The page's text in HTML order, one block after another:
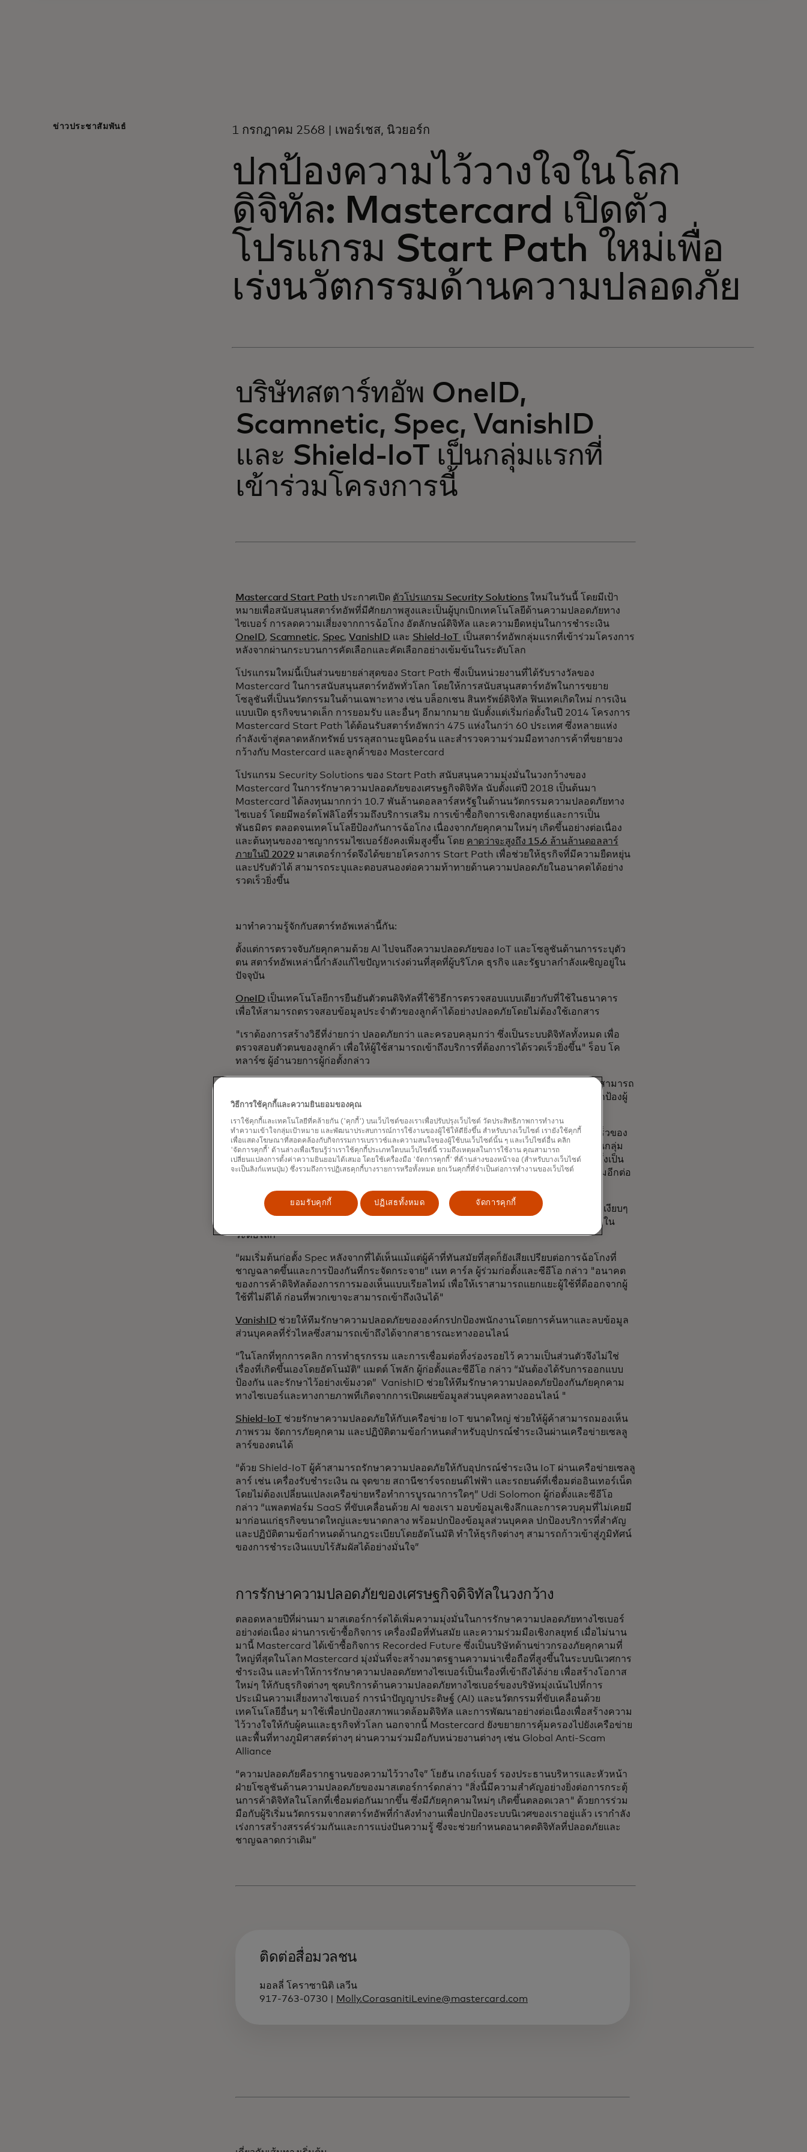
ข่าวประชาสัมพันธ์ 1 กรกฎาคม 2568 | เพอร์เชส, นิวยอร์ก
ปกป้องความไว้วางใจในโลก
ดิจิทัล: Mastercard เปิดตัว
โปรแกรม Start Path ใหม่เพื่อ
เร่งนวัตกรรมด้านความปลอดภัย
บริษัทสตาร์ทอัพ OneID,
Scamnetic, Spec, VanishID
และ Shield-IoT เป็นกลุ่มแรกที่
เข้าร่วมโครงการนี้
Mastercard Start Path ประกาศเปิด ตัวโปรแกรม Security Solutionsใหม่ในวันนี้ โดยมีเป้า
หมายเพื่อสนับสนุนสตาร์ทอัพที่มีศักยภาพสูงและเป็นผู้บุกเบิกเทคโนโลยีด้านความปลอดภัยทาง
ไซเบอร์ การลดความเสี่ยงจากการฉ้อโกง อัตลักษณ์ดิจิทัล และความยืดหยุ่นในการชำระเงิน
OneID, Scamnetic, Spec,VanishID และ Shield-IoT เป็นสตาร์ทอัพกลุ่มแรกที่เข้าร่วมโครงการ
หลังจากผ่านกระบวนการคัดเลือกและคัดเลือกอย่างเข้มข้นในระดับโลก
โปรแกรมใหม่นี้เป็นส่วนขยายล่าสุดของ Start Path ซึ่งเป็นหน่วยงานที่ได้รับรางวัลของ
Mastercard ในการสนับสนุนสตาร์ทอัพทั่วโลก โดยให้การสนับสนุนสตาร์ทอัพในการขยาย
โซลูชันที่เป็นนวัตกรรมในด้านเฉพาะทาง เช่น บล็อกเชน สินทรัพย์ดิจิทัล ฟินเทคเกิดใหม่ การเงิน
แบบเปิด ธุรกิจขนาดเล็ก การยอมรับ และอื่นๆ อีกมากมาย นับตั้งแต่เริ่มก่อตั้งในปี 2014 โครงการ
Mastercard Start Path ได้ต้อนรับสตาร์ทอัพกว่า 475 แห่งในกว่า 60 ประเทศ ซึ่งหลายแห่ง
กำลังเข้าสู่ตลาดหลักทรัพย์ บรรลุสถานะยูนิคอร์น และสำรวจความร่วมมือทางการค้าที่ขยายวง
กว้างกับ Mastercard และลูกค้าของ Mastercard
โปรแกรม Security Solutions ของ Start Path สนับสนุนความมุ่งมั่นในวงกว้างของ
Mastercard ในการรักษาความปลอดภัยของเศรษฐกิจดิจิทัล นับตั้งแต่ปี 2018 เป็นต้นมา
Mastercard ได้ลงทุนมากกว่า 10.7 พันล้านดอลลาร์สหรัฐในด้านนวัตกรรมความปลอดภัยทาง
ไซเบอร์ โดยมีพอร์ตโฟลิโอที่รวมถึงบริการเสริม การเข้าซื้อกิจการเชิงกลยุทธ์และการเป็น
พันธมิตร ตลอดจนเทคโนโลยีป้องกันการฉ้อโกง เนื่องจากภัยคุกคามใหม่ๆ เกิดขึ้นอย่างต่อเนื่อง
และต้นทุนของอาชญากรรมไซเบอร์ยังคงเพิ่มสูงขึ้น โดย คาดว่าจะสูงถึง 15.6 ล้านล้านดอลลาร์
ภายในปี 2029 มาสเตอร์การ์ดจึงได้ขยายโครงการ Start Path เพื่อช่วยให้ธุรกิจที่มีความยืดหยุ่น
และปรับตัวได้ สามารถระบุและตอบสนองต่อความท้าทายด้านความปลอดภัยในอนาคตได้อย่าง
รวดเร็วยิ่งขึ้น
มาทำความรู้จักกับสตาร์ทอัพเหล่านี้กัน:
ตั้งแต่การตรวจจับภัยคุกคามด้วย AI ไปจนถึงความปลอดภัยของ IoT และโซลูชันด้านการระบุตัว
ตน สตาร์ทอัพเหล่านี้กำลังแก้ไขปัญหาเร่งด่วนที่สุดที่ผู้บริโภค ธุรกิจ และรัฐบาลกำลังเผชิญอยู่ใน
ปัจจุบัน
OneID เป็นเทคโนโลยีการยืนยันตัวตนดิจิทัลที่ใช้วิธีการตรวจสอบแบบเดียวกับที่ใช้ในธนาคาร
เพื่อให้สามารถตรวจสอบข้อมูลประจำตัวของลูกค้าได้อย่างปลอดภัยโดยไม่ต้องใช้เอกสาร
"เราต้องการสร้างวิธีที่ง่ายกว่า ปลอดภัยกว่า และครอบคลุมกว่า ซึ่งเป็นระบบดิจิทัลทั้งหมด เพื่อ
ตรวจสอบตัวตนของลูกค้า เพื่อให้ผู้ใช้สามารถเข้าถึงบริการที่ต้องการได้รวดเร็วยิ่งขึ้น" ร็อบ โค
ทลาร์ซ ผู้อำนวยการผู้ก่อตั้งกล่าว
ให้บริการเทคโนโลยีตรวจจับการหลอกลวงด้วย AI ที่ได้รับการจดสิทธิบัตร ซึ่งสามารถ
ตรวจจับและป้องกันการหลอกลวงได้หลากหลายรูปแบบ ตั้งแต่ฟิชชิ่งไปจนถึงดีพเฟค ช่วยปกป้องผู้
บริโภคแบบเรียลไทม์
“ในฐานะอดีตนักการธนาคารที่ผันตัวมาเป็นนักวิจัย ผมรู้สึกทึ่งกับความก้าวหน้าอย่างรวดเร็วของ
เทคโนโลยีทางการเงิน แต่ก็รู้สึกกังวลมากขึ้นเช่นกัน เพราะดูเหมือนว่าอาชญากรมักจะเป็นกลุ่ม
แรกๆ ที่นำเทคโนโลยีเหล่านี้ไปใช้” อัล ปาสกัวล ซีอีโอ กล่าว “เราได้เห็นผลที่ตามมาแล้ว ซึ่งเป็น
เหตุผลที่ผมเชื่อมั่นว่าอนาคตของฟินเทคคืออนาคตที่ความปลอดภัยจะไม่ใช่สิ่งที่ถูกมองข้ามอีกต่อ
ตรวจสอบเส้นทางการใช้งานของลูกค้าทั้งหมดในระหว่างการทำธุรกรรมดิจิทัลอย่างเงียบๆ
เพื่อช่วยให้แบรนด์ตรวจจับและหยุดยั้งการฉ้อโกง บอท และการละเมิดได้แบบเรียลไทม์และใน
ระดับโลก
“ผมเริ่มต้นก่อตั้ง Spec หลังจากที่ได้เห็นแม้แต่ผู้ค้าที่ทันสมัยที่สุดก็ยังเสียเปรียบต่อการฉ้อโกงที่
ชาญฉลาดขึ้นและการป้องกันที่กระจัดกระจาย” เนท คาร์ล ผู้ร่วมก่อตั้งและซีอีโอ กล่าว "อนาคต
ของการค้าดิจิทัลต้องการการมองเห็นแบบเรียลไทม์ เพื่อให้เราสามารถแยกแยะผู้ใช้ที่ดีออกจากผู้
ใช้ที่ไม่ดีได้ ก่อนที่พวกเขาจะสามารถเข้าถึงเงินได้"
VanishID ช่วยให้ทีมรักษาความปลอดภัยขององค์กรปกป้องพนักงานโดยการค้นหาและลบข้อมูล
ส่วนบุคคลที่รั่วไหลซึ่งสามารถเข้าถึงได้จากสาธารณะทางออนไลน์
“ในโลกที่ทุกการคลิก การทำธุรกรรม และการเชื่อมต่อทิ้งร่องรอยไว้ ความเป็นส่วนตัวจึงไม่ใช่
เรื่องที่เกิดขึ้นเองโดยอัตโนมัติ” แมตต์ โพลัก ผู้ก่อตั้งและซีอีโอ กล่าว “มันต้องได้รับการออกแบบ
ป้องกัน และรักษาไว้อย่างเข้มงวด” VanishID ช่วยให้ทีมรักษาความปลอดภัยป้องกันภัยคุกคาม
ทางไซเบอร์และทางกายภาพที่เกิดจากการเปิดเผยข้อมูลส่วนบุคคลทางออนไลน์ "
Shield-IoTช่วยรักษาความปลอดภัยให้กับเครือข่าย IoT ขนาดใหญ่ ช่วยให้ผู้ค้าสามารถมองเห็น
ภาพรวม จัดการภัยคุกคาม และปฏิบัติตามข้อกำหนดสำหรับอุปกรณ์ชำระเงินผ่านเครือข่ายเซลลู
ลาร์ของตนได้
“ด้วย Shield-IoT ผู้ค้าสามารถรักษาความปลอดภัยให้กับอุปกรณ์ชำระเงิน IoT ผ่านเครือข่ายเซลลู
ลาร์ เช่น เครื่องรับชำระเงิน ณ จุดขาย สถานีชาร์จรถยนต์ไฟฟ้า และรถยนต์ที่เชื่อมต่ออินเทอร์เน็ต
โดยไม่ต้องเปลี่ยนแปลงเครือข่ายหรือทำการบูรณาการใดๆ” Udi Solomon ผู้ก่อตั้งและซีอีโอ
กล่าว “แพลตฟอร์ม SaaS ที่ขับเคลื่อนด้วย AI ของเรา มอบข้อมูลเชิงลึกและการควบคุมที่ไม่เคยมี
มาก่อนแก่ธุรกิจขนาดใหญ่และขนาดกลาง พร้อมปกป้องข้อมูลส่วนบุคคล ปกป้องบริการที่สำคัญ
และปฏิบัติตามข้อกำหนดด้านกฎระเบียบโดยอัตโนมัติ ทำให้ธุรกิจต่างๆ สามารถก้าวเข้าสู่ภูมิทัศน์
ของการชำระเงินแบบไร้สัมผัสได้อย่างมั่นใจ”
การรักษาความปลอดภัยของเศรษฐกิจดิจิทัลในวงกว้าง
ตลอดหลายปีที่ผ่านมา มาสเตอร์การ์ดได้เพิ่มความมุ่งมั่นในการรักษาความปลอดภัยทางไซเบอร์
อย่างต่อเนื่อง ผ่านการเข้าซื้อกิจการ เครื่องมือที่ทันสมัย และความร่วมมือเชิงกลยุทธ์ เมื่อไม่นาน
มานี้ Mastercard ได้เข้าซื้อกิจการ Recorded Future ซึ่งเป็นบริษัทด้านข่าวกรองภัยคุกคามที่
ใหญ่ที่สุดในโลก Mastercard มุ่งมั่นที่จะสร้างมาตรฐานความน่าเชื่อถือที่สูงขึ้นในระบบนิเวศการ
ชำระเงิน และทำให้การรักษาความปลอดภัยทางไซเบอร์เป็นเรื่องที่เข้าถึงได้ง่าย เพื่อสร้างโอกาส
ใหม่ๆ ให้กับธุรกิจต่างๆ ชุดบริการด้านความปลอดภัยทางไซเบอร์ของบริษัทมุ่งเน้นไปที่การ
ประเมินความเสี่ยงทางไซเบอร์ การนำปัญญาประดิษฐ์ (AI) และนวัตกรรมที่ขับเคลื่อนด้วย
เทคโนโลยีอื่นๆ มาใช้เพื่อปกป้องสภาพแวดล้อมดิจิทัล และการพัฒนาอย่างต่อเนื่องเพื่อสร้างความ
ไว้วางใจให้กับผู้คนและธุรกิจทั่วโลก นอกจากนี้ Mastercard ยังขยายการคุ้มครองไปยังเครือข่าย
และพื้นที่ทางภูมิศาสตร์ต่างๆ ผ่านความร่วมมือกับหน่วยงานต่างๆ เช่น Global Anti-Scam
Alliance
“ความปลอดภัยคือรากฐานของความไว้วางใจ” โยฮัน เกอร์เบอร์ รองประธานบริหารและหัวหน้า
ฝ่ายโซลูชันด้านความปลอดภัยของมาสเตอร์การ์ดกล่าว "สิ่งนี้มีความสำคัญอย่างยิ่งต่อการกระตุ้
นการค้าดิจิทัลในโลกที่เชื่อมต่อกันมากขึ้น ซึ่งมีภัยคุกคามใหม่ๆ เกิดขึ้นตลอดเวลา" ด้วยการร่วม
มือกับผู้ริเริ่มนวัตกรรมจากสตาร์ทอัพที่กำลังทำงานเพื่อปกป้องระบบนิเวศของเราอยู่แล้ว เรากำลัง
เร่งการสร้างสรรค์ร่วมกันและการแบ่งปันความรู้ ซึ่งจะช่วยกำหนดอนาคตดิจิทัลที่ปลอดภัยและ
ชาญฉลาดกว่าเดิม”
ติดต่อสื่อมวลชน
มอลลี่ โคราซานิติ เลวีน
917-763-0730 |
Molly.CorasanitiLevine@mastercard.com
วิธีการใช้คุกกี้และความยินยอมของคุณ
เราใช้คุกกี้และเทคโนโลยีที่คล้ายกัน ('คุกกี้') บนเว็บไซต์ของเราเพื่อปรับปรุงเว็บไซต์ วัดประสิทธิภาพการทำงาน
ทำความเข้าใจกลุ่มเป้าหมาย และพัฒนาประสบการณ์การใช้งานของผู้ใช้ให้ดียิ่งขึ้น สำหรับบางเว็บไซต์ เรายังใช้คุกกี้
เพื่อแสดงโฆษณาที่สอดคล้องกับกิจกรรมการเบราวซ์และความสนใจของผู้ใช้บนเว็บไซต์นั้น ๆ และเว็บไซต์อื่น คลิก
'จัดการคุกกี้' ด้านล่างเพื่อเรียนรู้ว่าเราใช้คุกกี้ประเภทใดบนเว็บไซต์นี้ รวมถึงเหตุผลในการใช้งาน คุณสามารถ
เปลี่ยนแปลงการตั้งค่าความยินยอมได้เสมอ โดยใช้เครื่องมือ 'จัดการคุกกี้' ที่ด้านล่างของหน้าจอ (สำหรับบางเว็บไซต์
จะเป็นลิงก์แทนปุ่ม) ซึ่งรวมถึงการปฏิเสธคุกกี้บางรายการหรือทั้งหมด ยกเว้นคุกกี้ที่จำเป็นต่อการทำงานของเว็บไซต์
ยอมรับคุกกี้ ปฏิเสธทั้งหมด จัดการคุกกี้